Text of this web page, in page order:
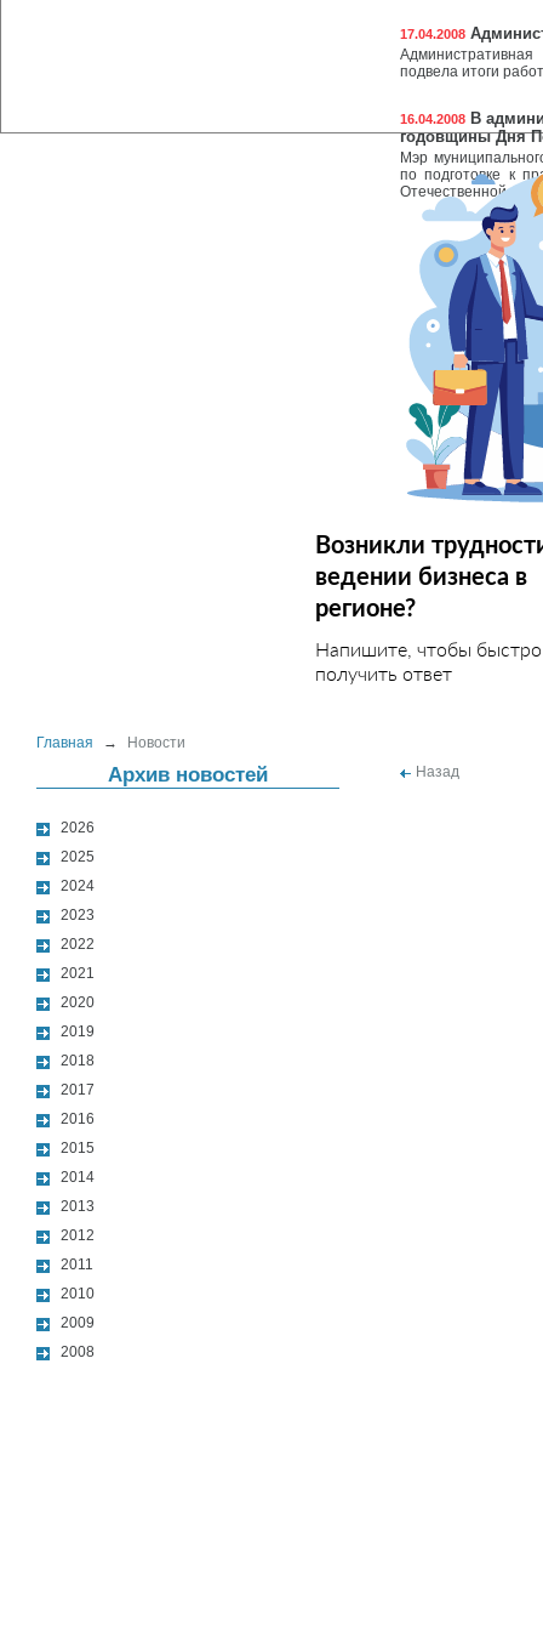
Возникли
ведении бизнеса в
регионе?
Напишите, чтобы быстро
получить ответ
Главная → Новости
Архив новостей
2026
2025
2024
2023
2022
2021
2020
2019
2018
2017
2016
2015
2014
2013
2012
2011
2010
2009
2008
17.04.2008
подвела итоги
16.04.2008 В
годовщины Дня
Мэр
по подготовке к
Отечественной
Назад